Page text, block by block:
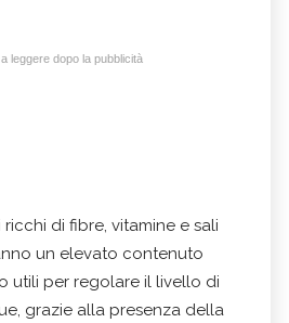
leggere dopo la pubblicità
di fibre, vitamine e sali
un elevato contenuto
utili per regolare il livello di
grazie alla presenza della